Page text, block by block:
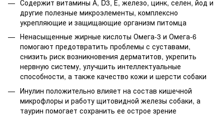
Содержит витамины А, D3, Е, железо, цинк, селен, йод и
другие полезные микроэлементы, комплексно
укрепляющие и защищающие организм питомца
Ненасыщенные жирные кислоты Омега-3 и Омега-6
помогают предотвратить проблемы с суставами,
снизить риск возникновения дерматитов, укрепить
нервную систему, улучшить интеллектуальные
способности, а также качество кожи и шерсти собаки
Инулин положительно влияет на состав кишечной
микрофлоры и работу щитовидной железы собаки, а
таурин помогает сохранить ее острое зрение